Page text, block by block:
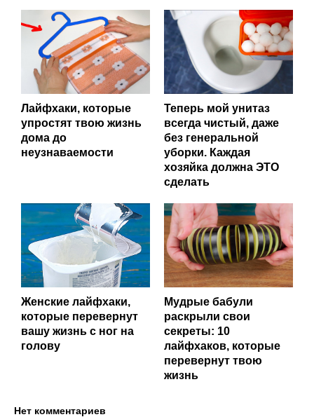
Лайфхаки, которые
упростят твою жизнь
дома до
неузнаваемости
Теперь мой унитаз
всегда чистый, даже
без генеральной
уборки. Каждая
хозяйка должна ЭТО
сделать
Женские лайфхаки,
которые перевернут
вашу жизнь с ног на
голову
Мудрые бабули
раскрыли свои
секреты: 10
лайфхаков, которые
перевернут твою
жизнь
Нет комментариев